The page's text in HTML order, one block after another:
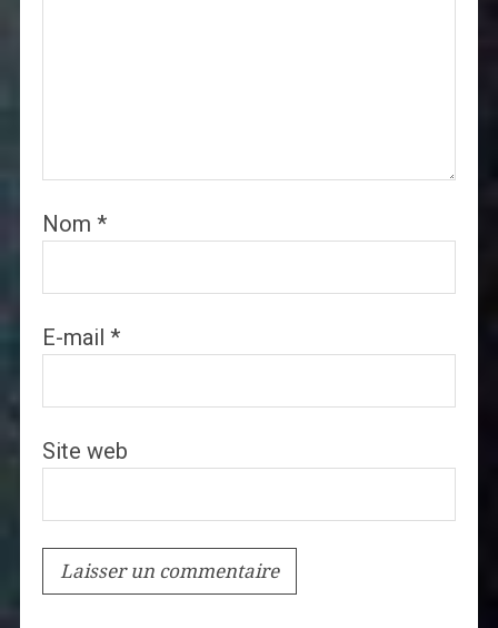
Nom *
E-mail *
Site web